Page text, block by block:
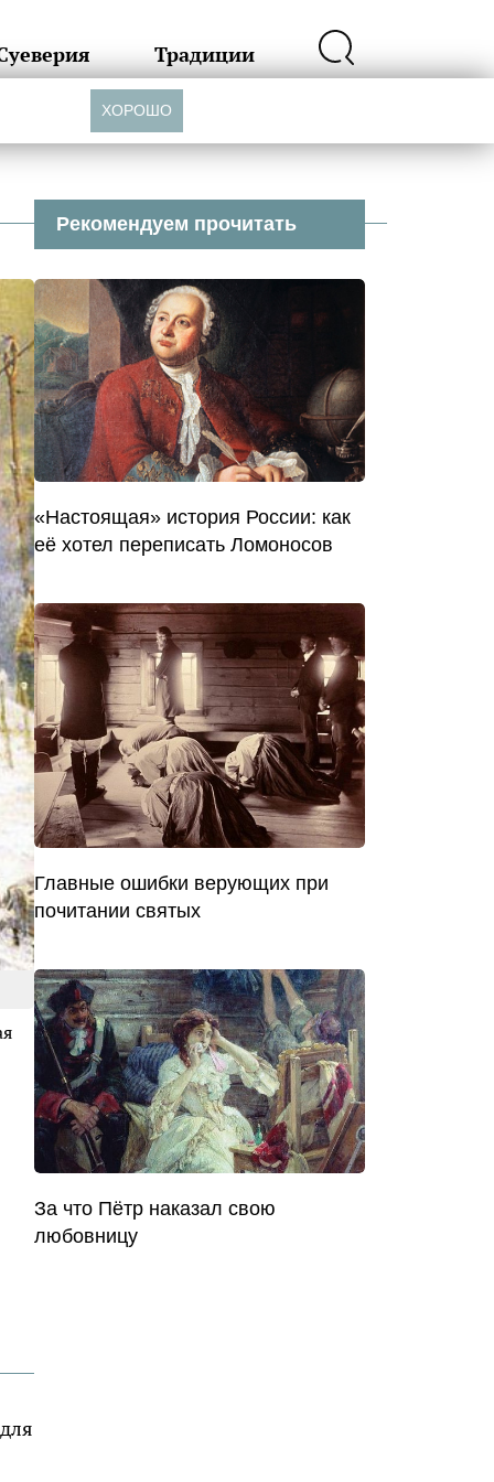
Традиции
Рекомендуем прочитать
«Настоящая» история России: как
её хотел переписать Ломоносов
Главные ошибки верующих при
почитании святых
За что Пётр наказал свою
любовницу
ХОРОШО